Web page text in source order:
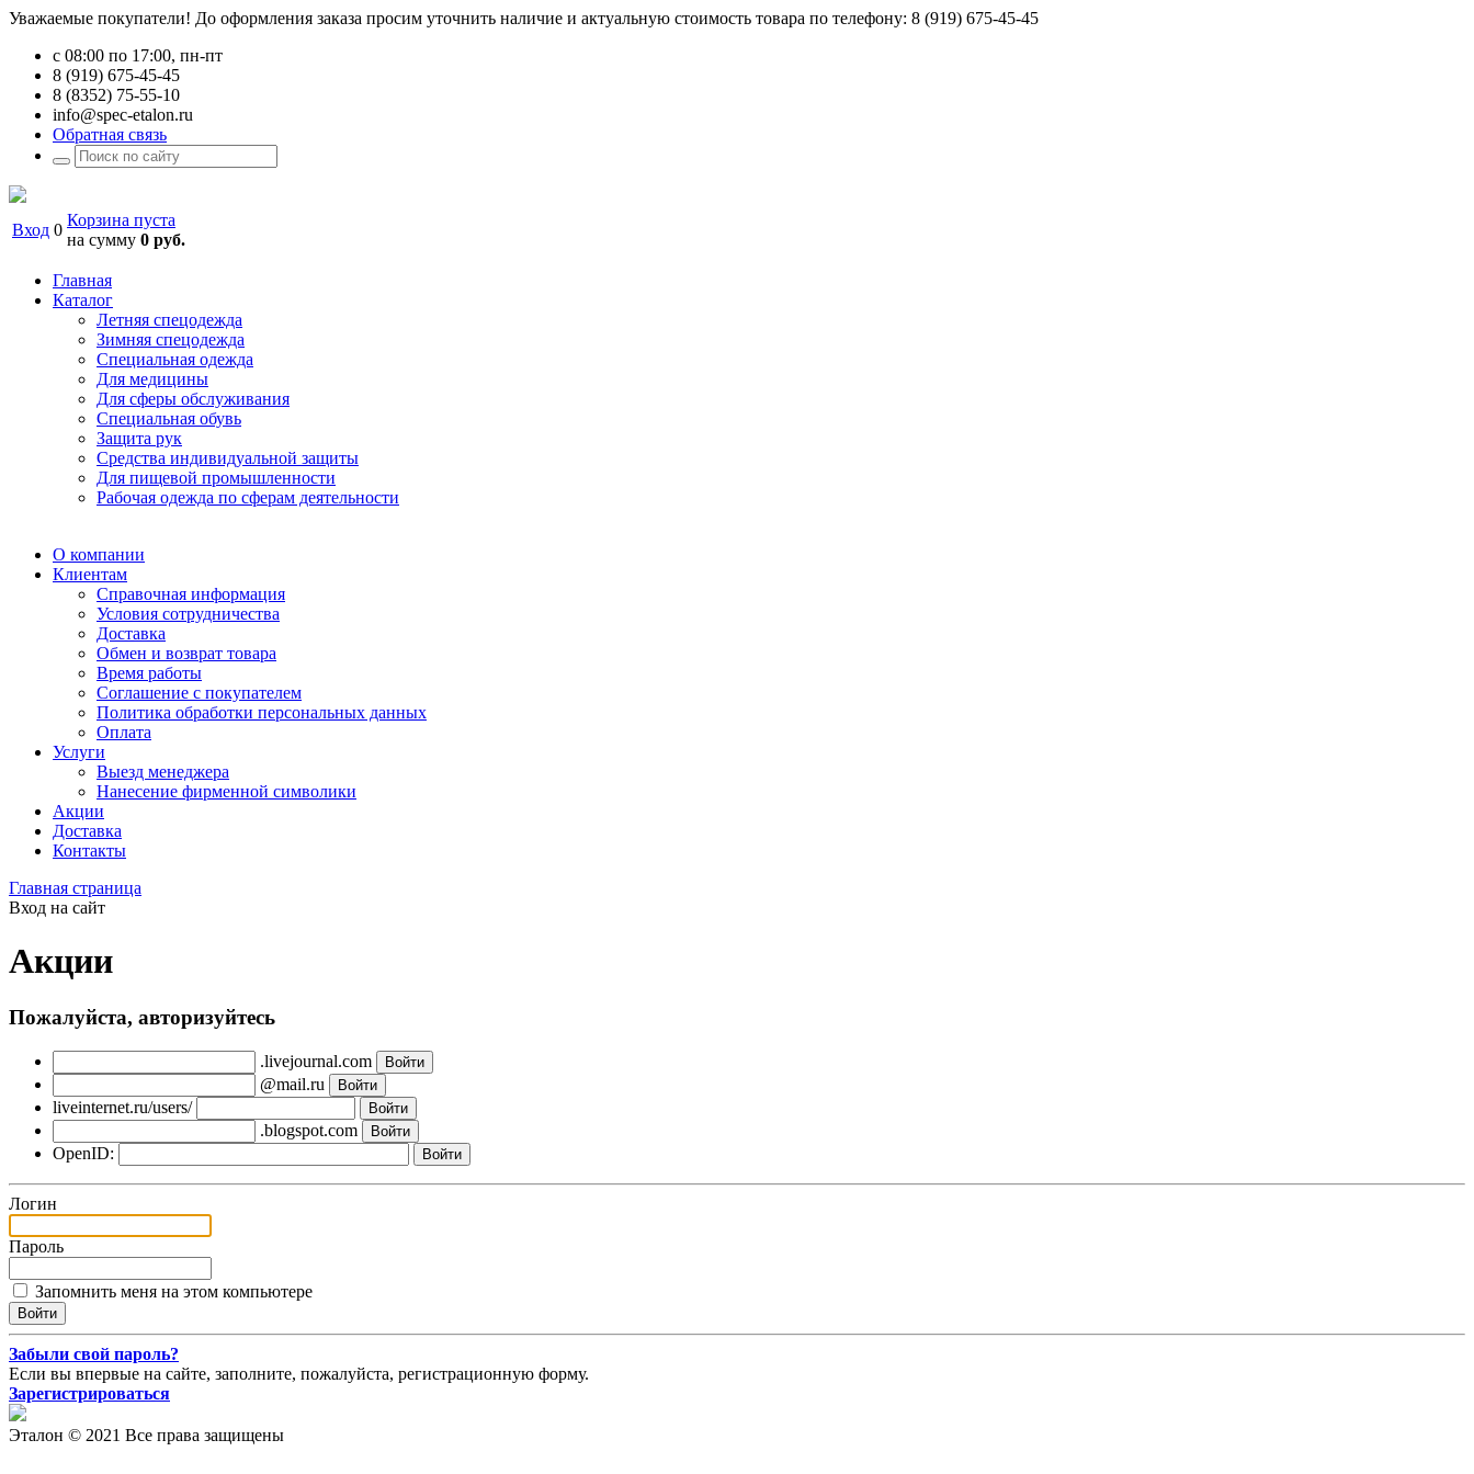
Уважаемые покупатели! До оформления заказа просим уточнить наличие и актуальную стоимость товара по телефону: 8 (919) 675-45-45
с 08:00 по 17:00, пн-пт
8 (919) 675-45-45
8 (8352) 75-55-10
info@spec-etalon.ru
Обратная связь
Вход 0
Корзина пуста
на сумму 0 руб.
Главная
Каталог
Летняя спецодежда
Зимняя спецодежда
Специальная одежда
Для медицины
Для сферы обслуживания
Специальная обувь
Защита рук
Средства индивидуальной защиты
Для пищевой промышленности
Рабочая одежда по сферам деятельности
О компании
Клиентам
Справочная информация
Условия сотрудничества
Доставка
Обмен и возврат товара
Время работы
Соглашение с покупателем
Политика обработки персональных данных
Оплата
Услуги
Выезд менеджера
Нанесение фирменной символики
Акции
Доставка
Контакты
Главная страница
Вход на сайт
Акции
Пожалуйста, авторизуйтесь
.livejournal.com
@mail.ru
liveinternet.ru/users/
.blogspot.com
OpenID:
Логин
Пароль
Запомнить меня на этом компьютере
Забыли свой пароль?
Если вы впервые на сайте, заполните, пожалуйста, регистрационную форму.
Зарегистрироваться
Эталон © 2021 Все права защищены